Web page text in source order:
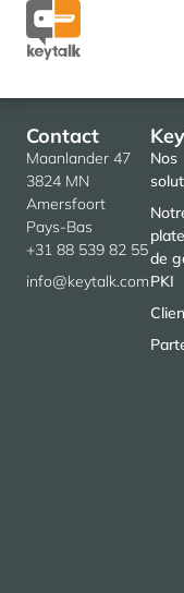
Nos
de
PKI
Contact
Maanlander 47
3824 MN
Amersfoort
Pays-Bas
+31 88 539 82 55
info@keytalk.com